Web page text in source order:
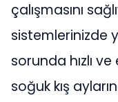
çalışmasını
sistemlerinizde
sorunda hızlı
soğuk kış